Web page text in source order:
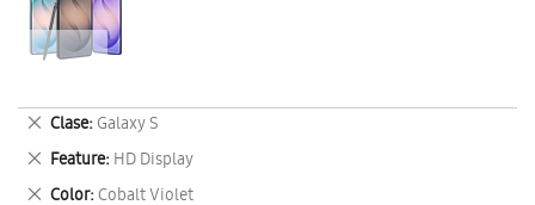
Clase Galaxy S
Eliminar
este
artículo
Feature HD Display
Eliminar
este
Color Cobalt Violet
Eliminar